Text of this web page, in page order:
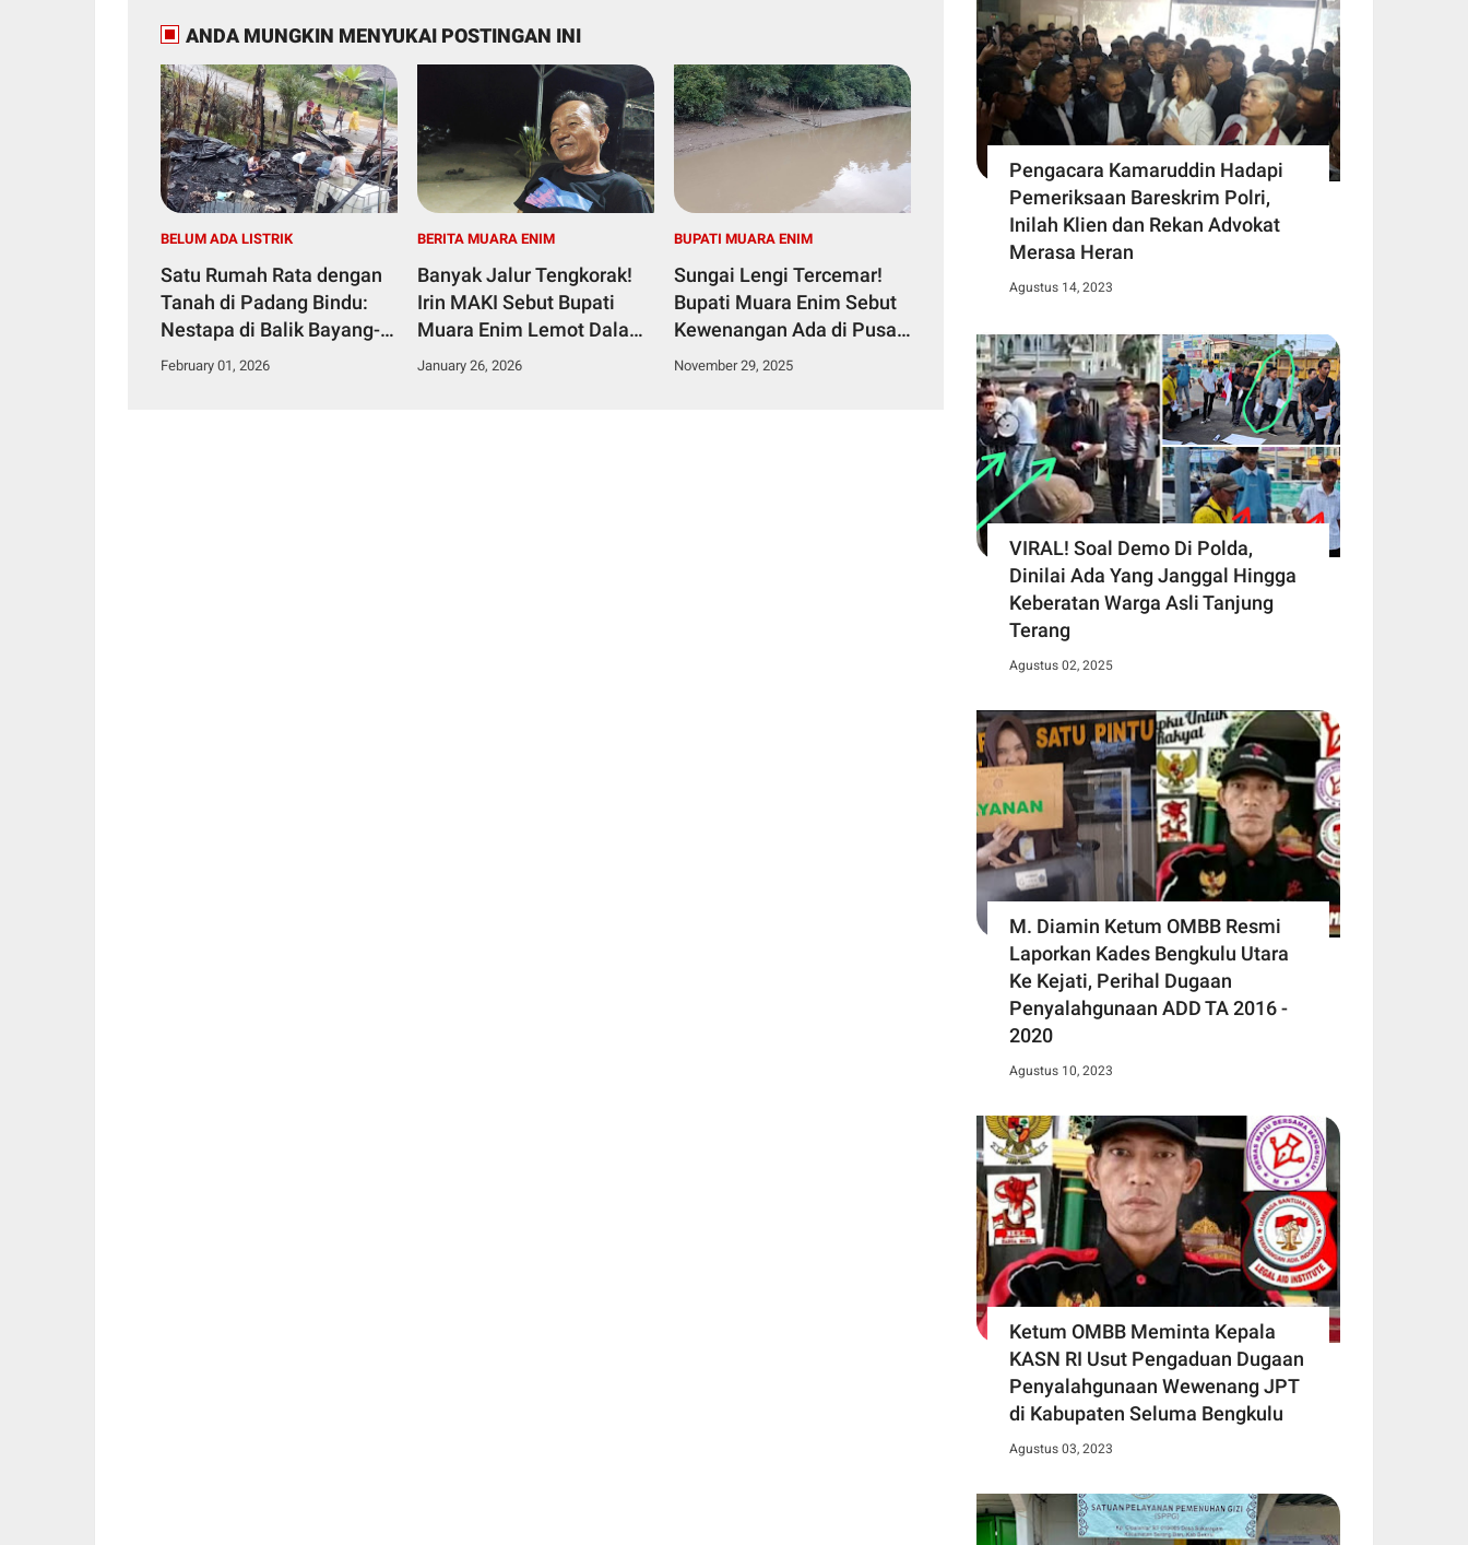
ANDA MUNGKIN MENYUKAI POSTINGAN INI
BELUM ADA LISTRIK
​Satu Rumah Rata dengan
Tanah di Padang Bindu:
Nestapa di Balik Bayang-
Bayang Kegelapan
February 01, 2026
BERITA MUARA ENIM
Banyak Jalur Tengkorak!
Irin MAKI Sebut Bupati
Muara Enim Lemot Dalam
Darurat Perbaikan
January 26, 2026
BUPATI MUARA ENIM
Sungai Lengi Tercemar!
Bupati Muara Enim Sebut
Kewenangan Ada di Pusat
dan Akui Perintahkan
November 29, 2025
Pengacara Kamaruddin Hadapi
Pemeriksaan Bareskrim Polri,
Inilah Klien dan Rekan Advokat
Merasa Heran
Agustus 14, 2023
VIRAL! Soal Demo Di Polda,
Dinilai Ada Yang Janggal Hingga
Keberatan Warga Asli Tanjung
Terang
Agustus 02, 2025
M. Diamin Ketum OMBB Resmi
Laporkan Kades Bengkulu Utara
Ke Kejati, Perihal Dugaan
Penyalahgunaan ADD TA 2016 -
2020
Agustus 10, 2023
Ketum OMBB Meminta Kepala
KASN RI Usut Pengaduan Dugaan
Penyalahgunaan Wewenang JPT
di Kabupaten Seluma Bengkulu
Agustus 03, 2023